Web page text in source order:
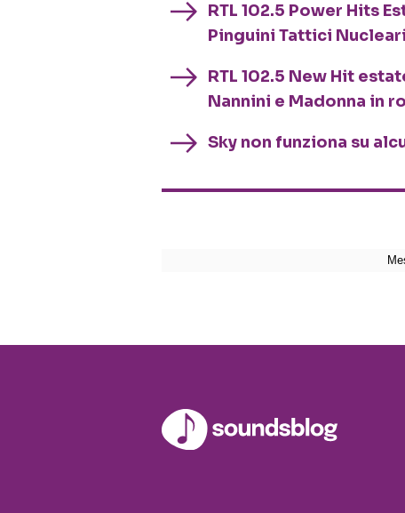
RTL 102.5 Power Hits
Pinguini Tattici
RTL 102.5 New Hit
Nannini e Madonna in
Sky non funziona su